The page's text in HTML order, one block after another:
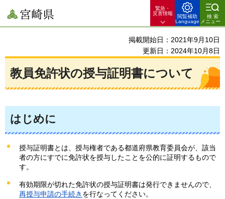
宮崎県
緊急・
災害情報
閲覧補助
Language
検索
メニュー
掲載開始日：2021年9月10日
更新日：2024年10月8日
教員免許状の授与証明書について
はじめに
授与証明書とは、授与権者である都道府県教育委員会が、該当
者の方にすでに免許状を授与したことを公的に証明するもので
す。
有効期限が切れた免許状の授与証明書は発行できませんので、
再授与申請の手続き を行なってください。